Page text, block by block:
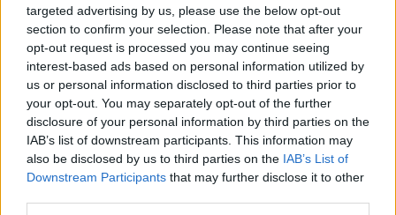
targeted advertising by us, please use the below opt-out
section to confirm your selection. Please note that after your
opt-out request is processed you may continue seeing
interest-based ads based on personal information utilized by
us or personal information disclosed to third parties prior to
your opt-out. You may separately opt-out of the further
disclosure of your personal information by third parties on the
IAB’s list of downstream participants. This information may
also be disclosed by us to third parties on the IAB’s List of
Downstream Participants that may further disclose it to other